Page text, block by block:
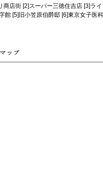
商店街 [2]スーパー三徳住吉店 [3]ラ
館 [5]旧小笠原伯爵邸 [6]東京女子医